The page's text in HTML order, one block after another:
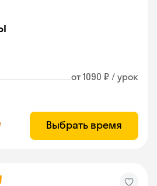
от 1090 ₽ / урок
Выбрать время